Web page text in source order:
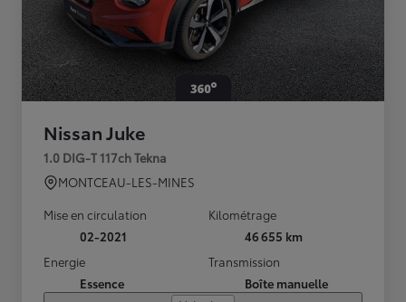
Nissan Juke
1.0 DIG-T 117ch Tekna
MONTCEAU-LES-MINES
Mise en circulation
02-2021
Kilométrage
46 655 km
Energie
Essence
Transmission
Boîte manuelle